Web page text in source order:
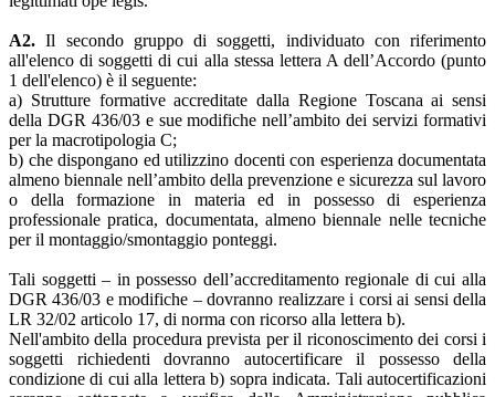
A2. Il secondo gruppo di soggetti, individuato con riferimento
all'elenco di soggetti di cui alla stessa lettera A dell’Accordo (punto
1 dell'elenco) è il seguente:
a) Strutture formative accreditate dalla Regione Toscana ai sensi
della DGR 436/03 e sue modifiche nell’ambito dei servizi formativi
per la macrotipologia C;
b) che dispongano ed utilizzino docenti con esperienza documentata
almeno biennale nell’ambito della prevenzione e sicurezza sul lavoro
o della formazione in materia ed in possesso di esperienza
professionale pratica, documentata, almeno biennale nelle tecniche
per il montaggio/smontaggio ponteggi.
Tali soggetti – in possesso dell’accreditamento regionale di cui alla
DGR 436/03 e modifiche – dovranno realizzare i corsi ai sensi della
LR 32/02 articolo 17, di norma con ricorso alla lettera b).
Nell'ambito della procedura prevista per il riconoscimento dei corsi i
soggetti richiedenti dovranno autocertificare il possesso della
condizione di cui alla lettera b) sopra indicata. Tali autocertificazioni